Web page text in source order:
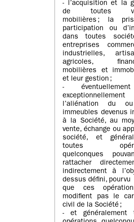
- l’acquisition et la
de toutes
mobilières ; la
participation ou
dans toutes
entreprises
industrielles,
agricoles,
mobilières et
et leur gestion ;
-
exceptionnellement
l’aliénation du
immeubles devenus
à la Société, au
vente, échange ou
société, et
toutes
quelconques
rattacher
indirectement à
dessus défini, pourvu
que ces
modifient pas le
civil de la Société ;
- et généralement